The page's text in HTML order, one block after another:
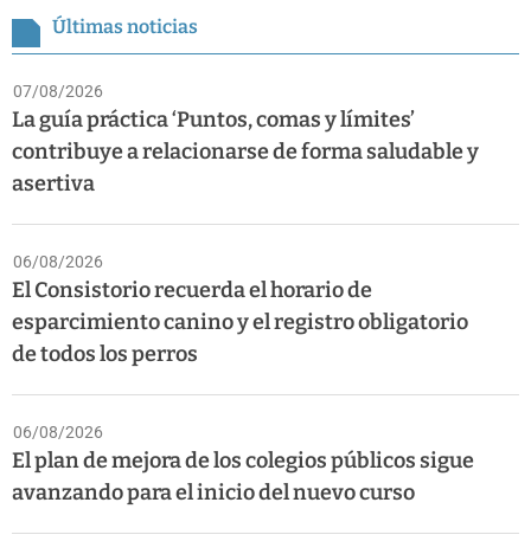
Últimas noticias
07/08/2026
La guía práctica ‘Puntos, comas y límites’
contribuye a relacionarse de forma saludable y
asertiva
06/08/2026
El Consistorio recuerda el horario de
esparcimiento canino y el registro obligatorio
de todos los perros
06/08/2026
El plan de mejora de los colegios públicos sigue
avanzando para el inicio del nuevo curso